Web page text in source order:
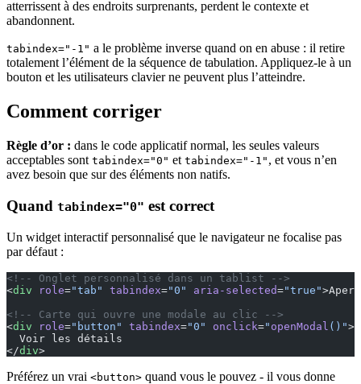
atterrissent à des endroits surprenants, perdent le contexte et
abandonnent.
tabindex="-1" a le problème inverse quand on en abuse : il retire
totalement l’élément de la séquence de tabulation. Appliquez-le à un
bouton et les utilisateurs clavier ne peuvent plus l’atteindre.
Comment corriger
Règle d’or : dans le code applicatif normal, les seules valeurs
acceptables sont tabindex="0" et tabindex="-1" , et vous n’en
avez besoin que sur des éléments non natifs.
Quand tabindex="0" est correct
Un widget interactif personnalisé que le navigateur ne focalise pas
par défaut :
<!-- Onglet personnalisé dans un tablist -->
<div role="tab" tabindex="0" aria-selected="true"
<!-- Carte qui ouvre une modale au clic -->
<div role="button" tabindex="0" onclick=" openModal ()">
  Voir les détails
</div>
Préférez un vrai <button> quand vous le pouvez - il vous donne